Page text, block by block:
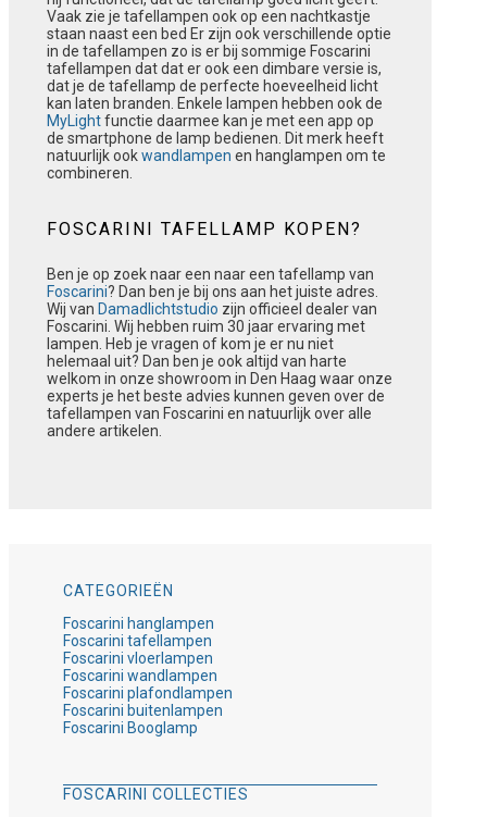
Vaak zie je tafellampen ook op een nachtkastje
staan naast een bed Er zijn ook verschillende optie
in de tafellampen zo is er bij sommige Foscarini
tafellampen dat dat er ook een dimbare versie is,
dat je de tafellamp de perfecte hoeveelheid licht
kan laten branden. Enkele lampen hebben ook de
MyLightfunctie daarmee kan je met een app op
de smartphone de lamp bedienen. Dit merk heeft
natuurlijk ookwandlampen en hanglampen om te
combineren.
FOSCARINI TAFELLAMP KOPEN?
Ben je op zoek naar een naar een tafellamp van
Foscarini? Dan ben je bij ons aan het juiste adres.
Wij van Damadlichtstudio zijn officieel dealer van
Foscarini. Wij hebben ruim 30 jaar ervaring met
lampen. Heb je vragen of kom je er nu niet
helemaal uit? Dan ben je ook altijd van harte
welkom in onze showroom in Den Haag waar onze
experts je het beste advies kunnen geven over de
tafellampen van Foscarini en natuurlijk over alle
andere artikelen.
CATEGORIEËN
Foscarini hanglampen
Foscarini tafellampen
Foscarini vloerlampen
Foscarini wandlampen
Foscarini plafondlampen
Foscarini buitenlampen
Foscarini Booglamp
FOSCARINI COLLECTIES